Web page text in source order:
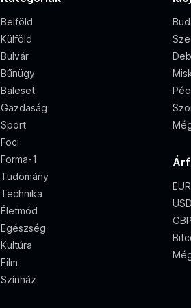
Belföld
Külföld
Bulvár
Bűnügy
Baleset
Gazdaság
Sport
Foci
Forma-1
Tudomány
Technika
Életmód
Egészség
Kultúra
Film
Színház